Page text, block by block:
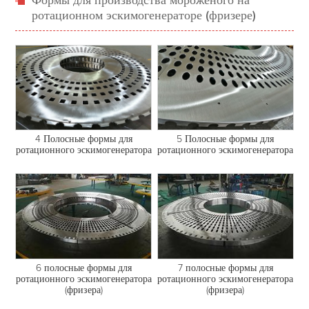
ротационном эскимогенераторе (фризере)
4 Полосные формы для
ротационного эскимогенератора
5 Полосные формы для
ротационного эскимогенератора
6 полосные формы для
ротационного эскимогенератора
(фризера)
7 полосные формы для
ротационного эскимогенератора
(фризера)